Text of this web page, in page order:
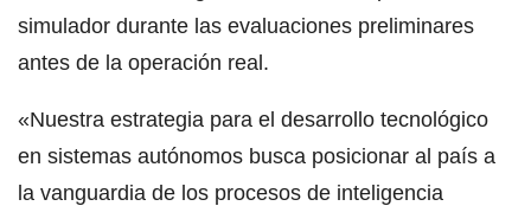
simulador durante las evaluaciones preliminares
antes de la operación real.
«Nuestra estrategia para el desarrollo tecnológico
en sistemas autónomos busca posicionar al país a
la vanguardia de los procesos de inteligencia